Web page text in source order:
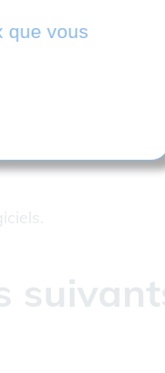
des modules de
et qui vont
que vous